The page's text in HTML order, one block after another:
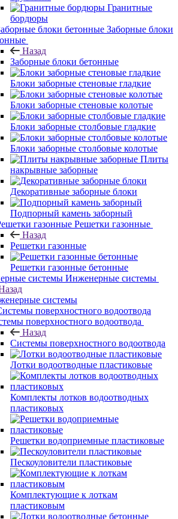
Гранитные
бордюры
Заборные блоки
Назад
Заборные блоки бетонные
Блоки заборные стеновые гладкие
Блоки заборные стеновые колотые
Блоки заборные столбовые гладкие
Блоки заборные столбовые колотые
Плиты
накрывные заборные
Декоративные заборные блоки
Подпорный камень заборный
Решетки газонные
Назад
Решетки газонные
Решетки газонные бетонные
Инженерные системы
системы
поверхностного водоотвода
Назад
Системы поверхностного водоотвода
Лотки водоотводные пластиковые
Комплекты лотков водоотводных
пластиковых
Решетки водоприемные пластиковые
Пескоуловители пластиковые
Комплектующие к лоткам
пластиковым